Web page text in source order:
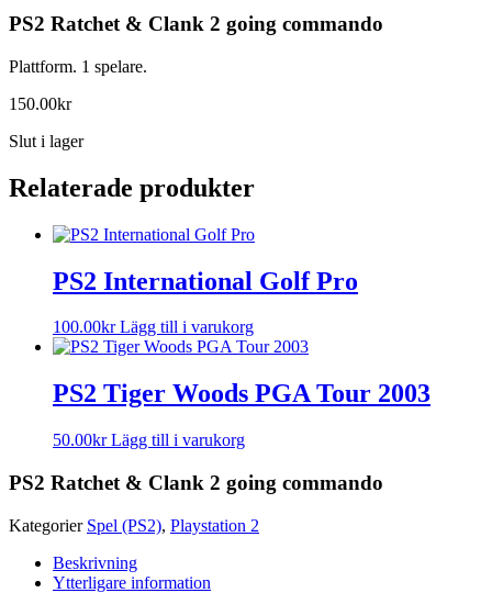
PS2 Ratchet & Clank 2 going commando
Plattform. 1 spelare.
150.00kr
Slut i lager
Relaterade produkter
PS2 International Golf Pro
100.00kr Lägg till i varukorg
PS2 Tiger Woods PGA Tour 2003
50.00kr Lägg till i varukorg
PS2 Ratchet & Clank 2 going commando
Kategorier Spel (PS2), Playstation 2
Beskrivning
Ytterligare information